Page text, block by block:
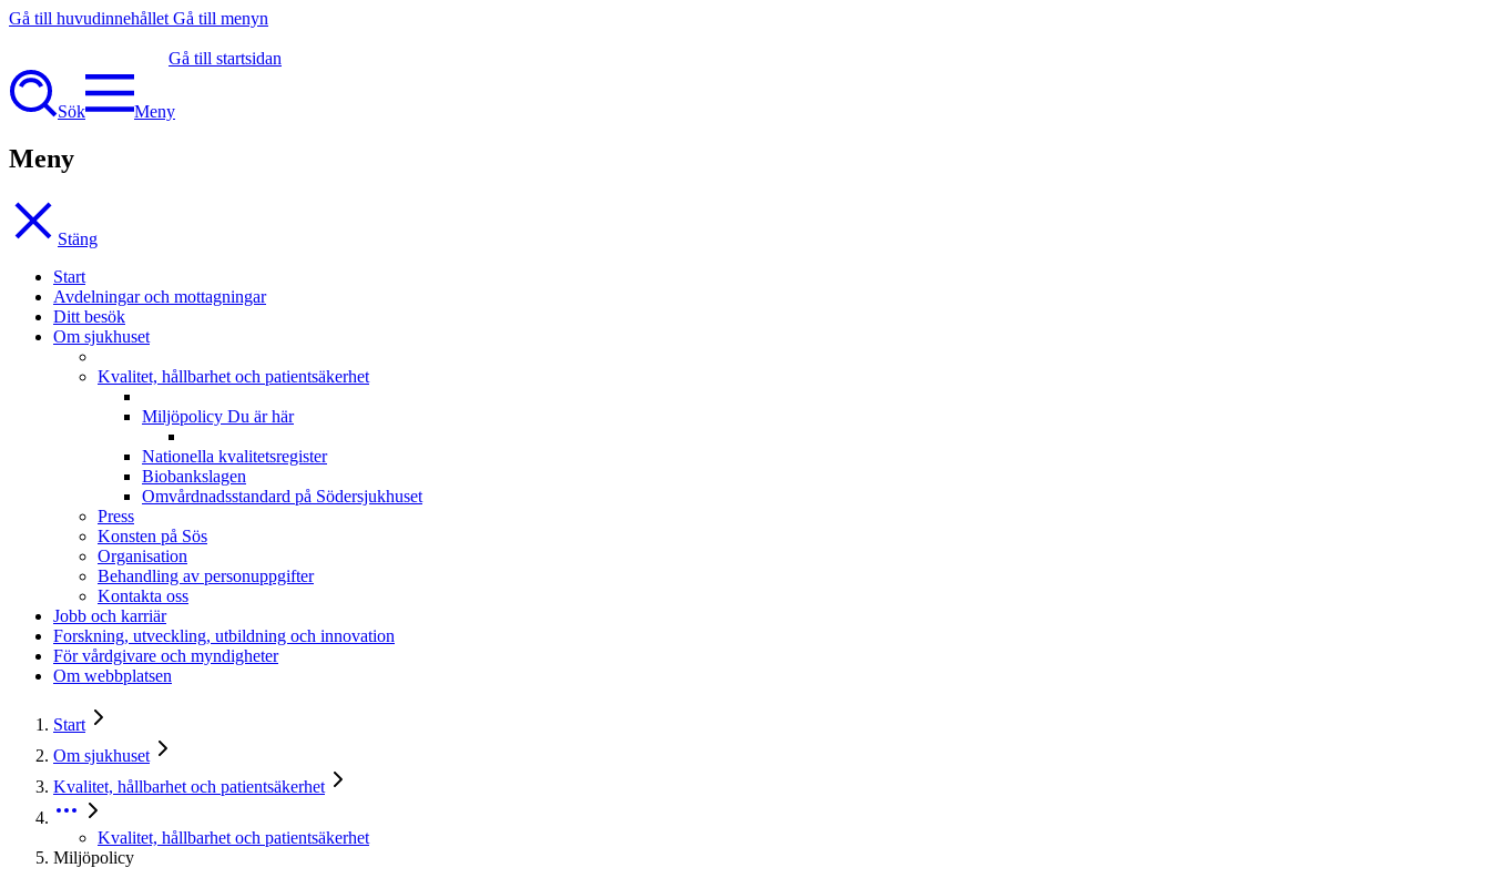
Gå till huvudinnehållet Gå till menyn
Gå till startsidan
Sök Meny
Meny
Stäng
Start
Avdelningar och mottagningar
Ditt besök
Om sjukhuset
Kvalitet, hållbarhet och patientsäkerhet
Miljöpolicy Du är här
Nationella kvalitetsregister
Biobankslagen
Omvårdnadsstandard på Södersjukhuset
Press
Konsten på Sös
Organisation
Behandling av personuppgifter
Kontakta oss
Jobb och karriär
Forskning, utveckling, utbildning och innovation
För vårdgivare och myndigheter
Om webbplatsen
Start
Om sjukhuset
Kvalitet, hållbarhet och patientsäkerhet
Kvalitet, hållbarhet och patientsäkerhet
Miljöpolicy